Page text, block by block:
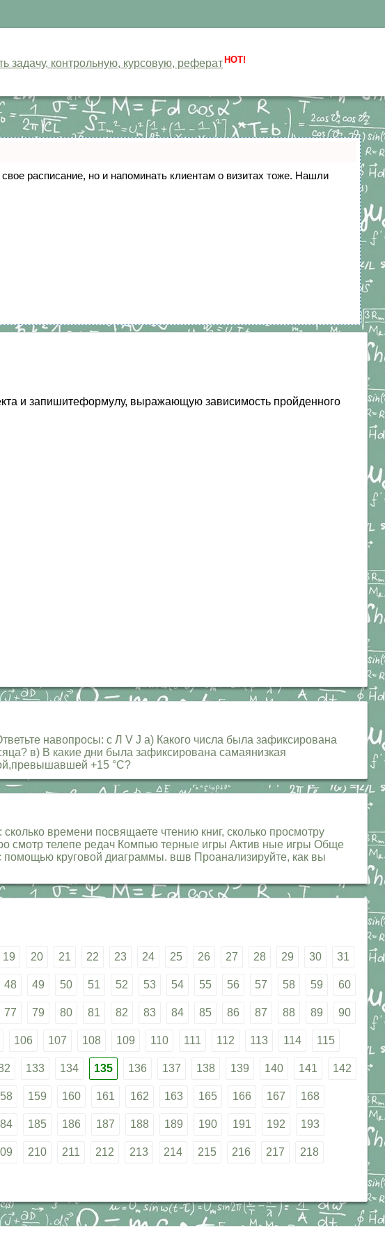
задачу, контрольную, курсовую, реферат HOT!
расписание, но и напоминать клиентам о визитах тоже. Нашли
и запишитеформулу, выражающую зависимость пройденного
навопросы: с Л V J а) Какого числа была зафиксирована
в) В какие дни была зафиксирована самаянизкая
+15 °С?
времени посвящаете чтению книг, сколько просмотру
смотр телепе редач Компью терные игры Актив ные игры Обще
помощью круговой диаграммы. вшв Проанализируйте, как вы
19 20 21 22 23 24 25 26 27 28 29 30 31
48 49 50 51 52 53 54 55 56 57 58 59 60
77 79 80 81 82 83 84 85 86 87 88 89 90
106 107 108 109 110 111 112 113 114 115
133 134 135 136 137 138 139 140 141 142
159 160 161 162 163 165 166 167 168
185 186 187 188 189 190 191 192 193
210 211 212 213 214 215 216 217 218